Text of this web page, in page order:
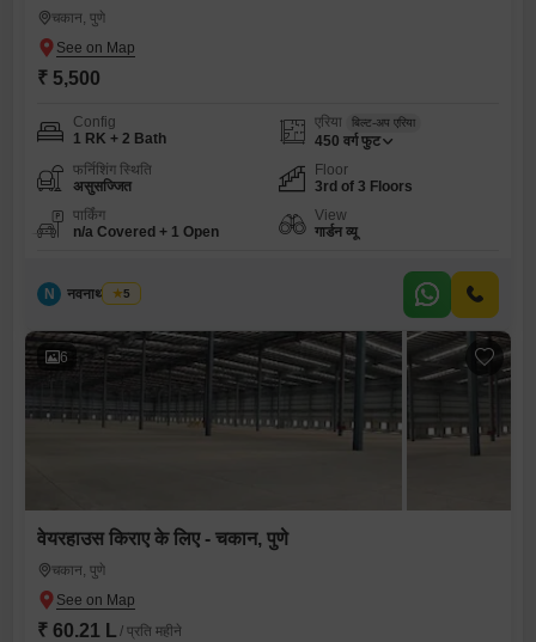
चकान, पुणे
₹ 5,500
Config
1 RK + 2 Bath
एरिया बिल्ट-अप एरिया
450 वर्ग फुट
फर्निशिंग स्थिति
असुसज्जित
Floor
3rd of 3 Floors
पार्किंग
n/a Covered + 1 Open
View
गार्डन व्यू
N नवनाथ साकोरे
5
6
वेयरहाउस किराए के लिए - चकान, पुणे
चकान, पुणे
₹ 60.21 L / प्रति महीने